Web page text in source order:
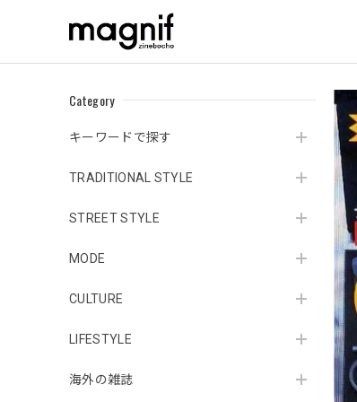
Category
キーワードで探す
TRADITIONAL STYLE
STREET STYLE
MODE
CULTURE
LIFESTYLE
海外の雑誌